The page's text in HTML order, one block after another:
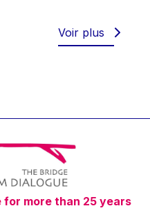
Caldeira
Voir plus
more than 25 years